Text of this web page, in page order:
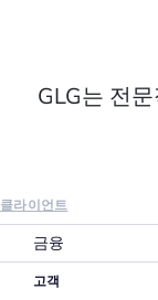
GLG는 전
클라이언트
금융
고객